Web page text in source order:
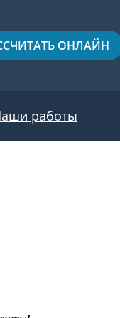
ОНЛАЙН
работы